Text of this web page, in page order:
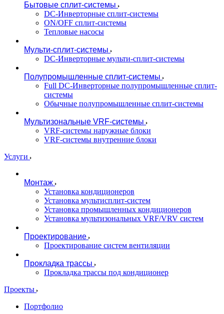
Бытовые сплит-системы
DC-Инверторные сплит-системы
ON/OFF сплит-системы
Тепловые насосы
Мульти-сплит-системы
DC-Инверторные мульти-сплит-системы
Полупромышленные сплит-системы
Full DC-Инверторные полупромышленные сплит-
системы
Обычные полупромышленные сплит-системы
Мультизональные VRF-системы
VRF-системы наружные блоки
VRF-системы внутренние блоки
Услуги
Монтаж
Установка кондиционеров
Установка мультисплит-систем
Установка промышленных кондиционеров
Установка мультизональных VRF/VRV систем
Проектирование
Проектирование систем вентиляции
Прокладка трассы
Прокладка трассы под кондиционер
Проекты
Портфолио